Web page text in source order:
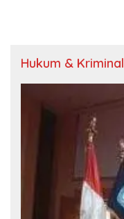
Hukum & Kriminal